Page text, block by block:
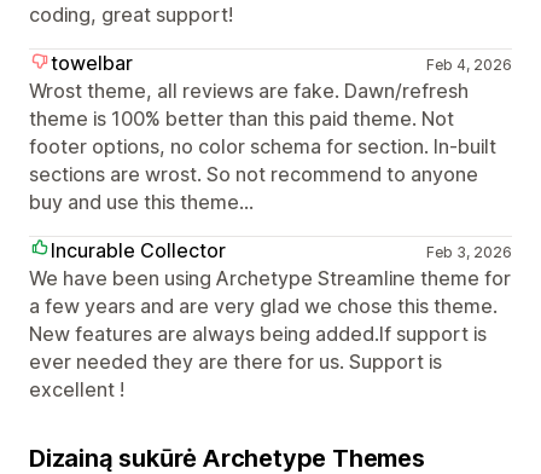
coding, great support!
towelbar
Feb 4, 2026
Wrost theme, all reviews are fake. Dawn/refresh
theme is 100% better than this paid theme. Not
footer options, no color schema for section. In-built
sections are wrost. So not recommend to anyone
buy and use this theme...
Incurable Collector
Feb 3, 2026
We have been using Archetype Streamline theme for
a few years and are very glad we chose this theme.
New features are always being added.If support is
ever needed they are there for us. Support is
excellent !
Dizainą sukūrė Archetype Themes